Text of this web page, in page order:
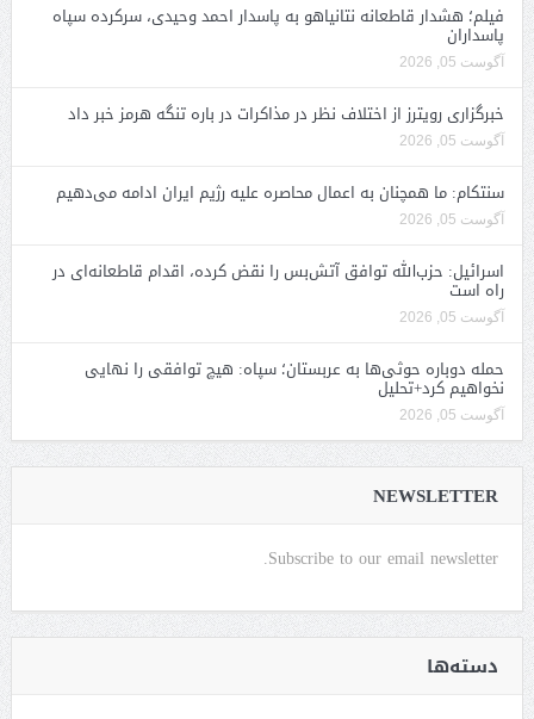
فیلم؛ هشدار قاطعانه نتانیاهو به پاسدار احمد وحیدی، سرکرده سپاه
پاسداران
آگوست 05, 2026
خبرگزاری رویترز از اختلاف نظر در مذاکرات در باره تنگه هرمز خبر داد
آگوست 05, 2026
سنتکام: ما همچنان به اعمال محاصره علیه رژیم ایران ادامه می‌دهیم
آگوست 05, 2026
اسرائیل: حزب‌الله توافق آتش‌بس را نقض کرده، اقدام قاطعانه‌ای در
راه است
آگوست 05, 2026
حمله دوباره حوثی‌ها به عربستان؛ سپاه: هیچ توافقی را نهایی
نخواهیم کرد+تحلیل
آگوست 05, 2026
NEWSLETTER
Subscribe to our email newsletter.
دسته‌ها